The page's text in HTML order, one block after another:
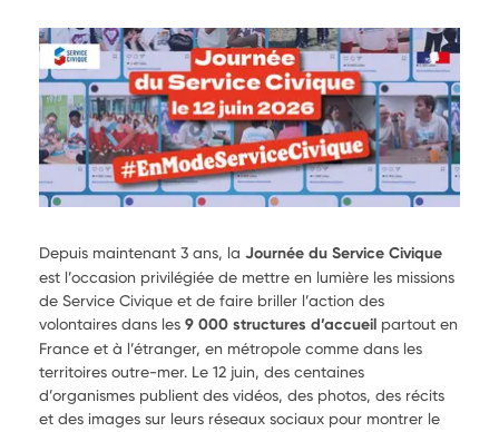
Depuis maintenant 3 ans, la Journée du Service Civique
est l’occasion privilégiée de mettre en lumière les missions
de Service Civique et de faire briller l’action des
volontaires dans les 9 000 structures d’accueil partout en
France et à l’étranger, en métropole comme dans les
territoires outre-mer. Le 12 juin, des centaines
d’organismes publient des vidéos, des photos, des récits
et des images sur leurs réseaux sociaux pour montrer le